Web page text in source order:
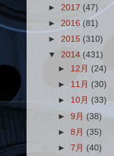
► 2017 (47)
► 2016 (81)
► 2015 (310)
▼ 2014 (431)
► 12月 (24)
► 11月 (30)
► 10月(33)
►9月(38)
►8月 (35)
►7月 (40)